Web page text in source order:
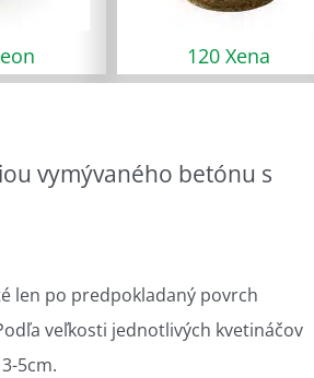
vymývaného betónu s
len po predpokladaný povrch
veľkosti jednotlivých kvetináčov
5cm.